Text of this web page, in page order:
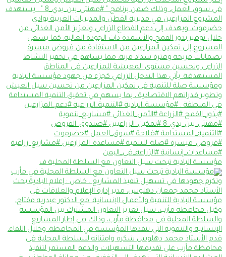
مؤسسة البادية تبحث سبل التعاون مع السلطة المحلية ف